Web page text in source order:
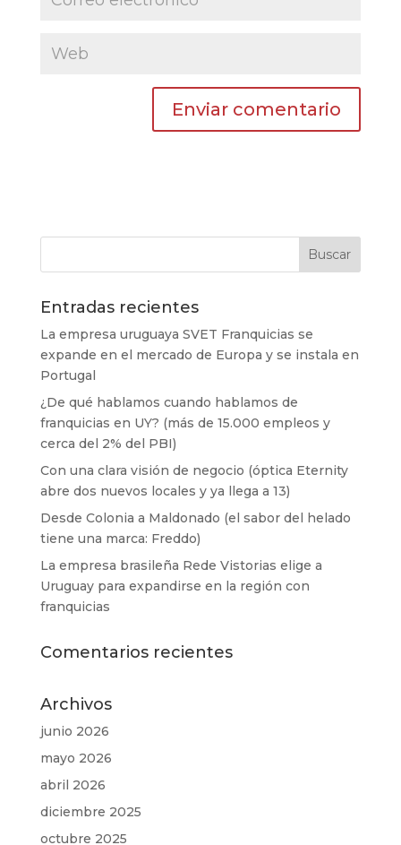
Entradas recientes
La empresa uruguaya SVET Franquicias se
expande en el mercado de Europa y se instala en
Portugal
¿De qué hablamos cuando hablamos de
franquicias en UY? (más de 15.000 empleos y
cerca del 2% del PBI)
Con una clara visión de negocio (óptica Eternity
abre dos nuevos locales y ya llega a 13)
Desde Colonia a Maldonado (el sabor del helado
tiene una marca: Freddo)
La empresa brasileña Rede Vistorias elige a
Uruguay para expandirse en la región con
franquicias
Comentarios recientes
Archivos
junio 2026
mayo 2026
abril 2026
diciembre 2025
octubre 2025